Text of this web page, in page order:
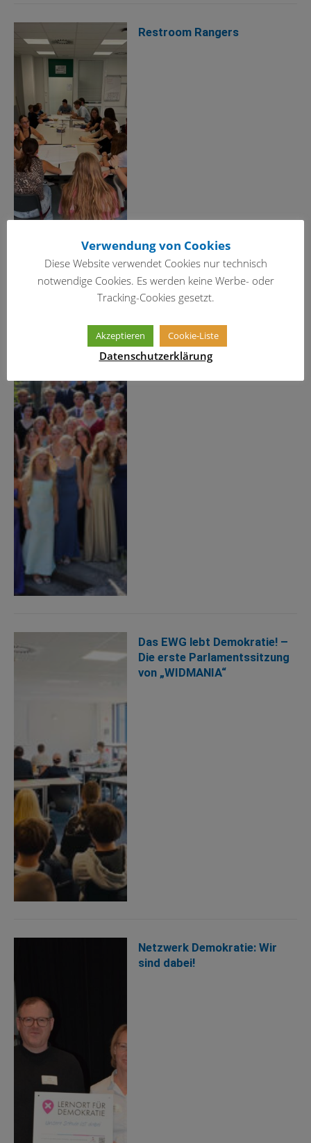
Restroom Rangers
Aufbruch in die große
Freiheit
Das EWG lebt Demokratie! –
Die erste Parlamentssitzung
von „WIDMANIA“
Netzwerk Demokratie: Wir
sind dabei!
Verwendung von Cookies
Diese Website verwendet Cookies nur technisch
notwendige Cookies. Es werden keine Werbe- oder
Tracking-Cookies gesetzt.
Akzeptieren Cookie-Liste
Datenschutzerklärung